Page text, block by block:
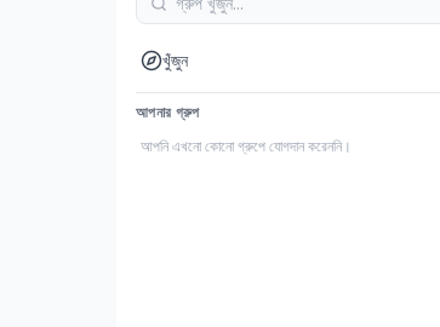
খুঁজুন
আপনার গ্রুপ
আপনি এখনো কোনো গ্রুপে যোগদান করেননি।